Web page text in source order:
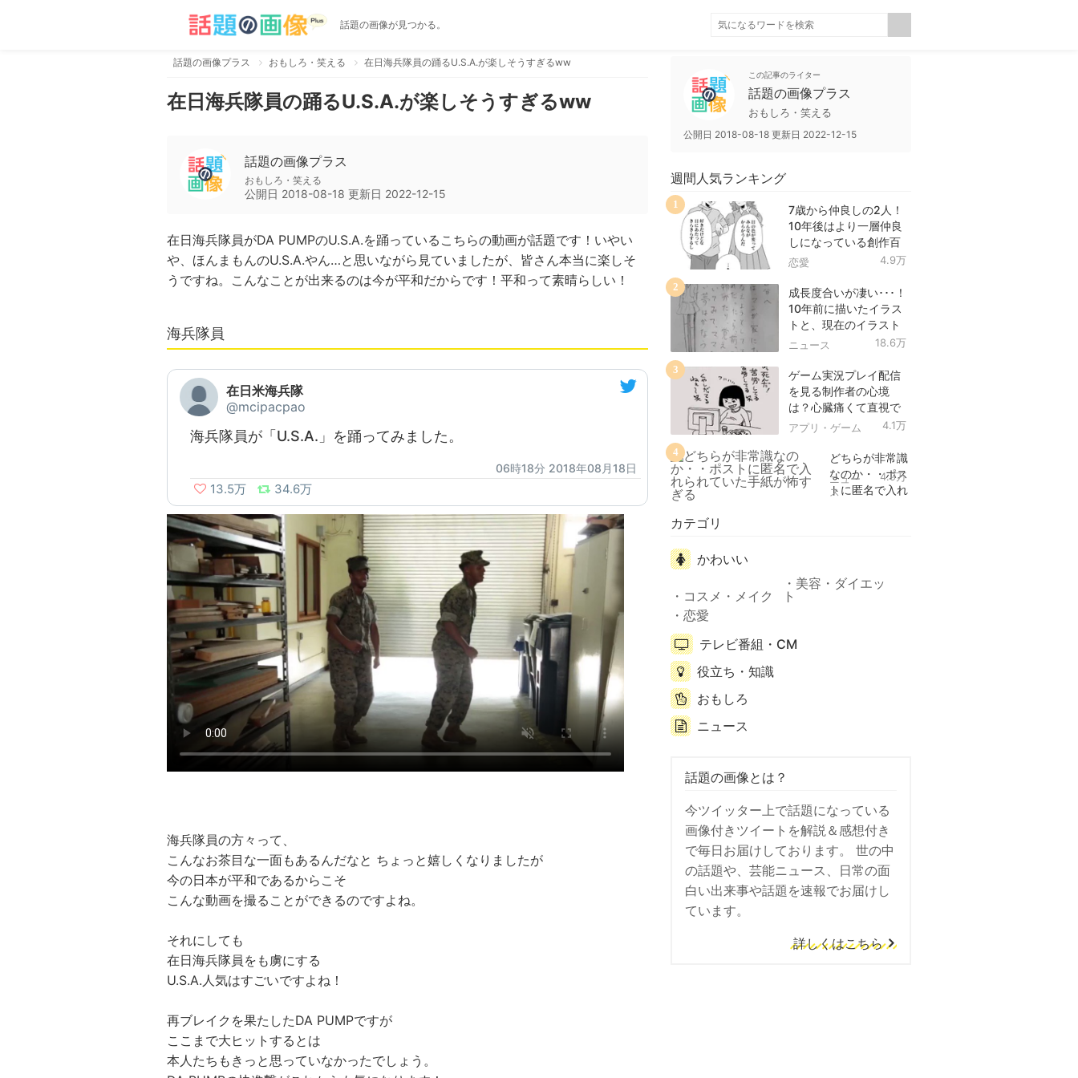
話題の画像が見つかる。
話題の画像プラス おもしろ・笑える 在日海兵隊員の踊るU.S.A.が楽しそうすぎるww
在日海兵隊員の踊るU.S.A.が楽しそうすぎるww
話題の画像プラス
おもしろ・笑える
公開日 2018-08-18 更新日 2022-12-15
在日海兵隊員がDA PUMPのU.S.A.を踊っているこちらの動画が話題です！いやい
や、ほんまもんのU.S.A.やん…と思いながら見ていましたが、皆さん本当に楽しそ
うですね。こんなことが出来るのは今が平和だからです！平和って素晴らしい！
海兵隊員
在日米海兵隊
@mcipacpao
海兵隊員が「U.S.A.」を踊ってみました。
06時18分 2018年08月18日
13.5万 34.6万
海兵隊員の方々って、
こんなお茶目な一面もあるんだなと ちょっと嬉しくなりましたが
今の日本が平和であるからこそ
こんな動画を撮ることができるのですよね。
それにしても
在日海兵隊員をも虜にする
U.S.A.人気はすごいですよね！
再ブレイクを果たしたDA PUMPですが
ここまで大ヒットするとは
本人たちもきっと思っていなかったでしょう。
この記事のライター
話題の画像プラス
おもしろ・笑える
公開日 2018-08-18 更新日 2022-12-15
週間人気ランキング
7歳から仲良しの2人！
10年後はより一層仲良
しになっている創作百
合！
恋愛 4.9万
1
成長度合いが凄い･･･！
10年前に描いたイラス
トと、現在のイラスト
を投稿したツイートが
ニュース 18.6万
2
ゲーム実況プレイ配信
を見る制作者の心境
は？心臓痛くて直視で
きなかった！
アプリ・ゲーム 4.1万
3
どちらが非常識
なのか・・ポス
トに匿名で入れ
ニュー
ス
4.9万
4
カテゴリ
かわいい
コスメ・メイク
美容・ダイエッ
ト
恋愛
テレビ番組・CM
役立ち・知識
おもしろ
ニュース
話題の画像とは？
今ツイッター上で話題になっている
画像付きツイートを解説＆感想付き
で毎日お届けしております。 世の中
の話題や、芸能ニュース、日常の面
白い出来事や話題を速報でお届けし
ています。
詳しくはこちら